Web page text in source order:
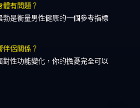
體有問題？
勃是衡量男性健康的一個參考指標
伴侶關係？
對性功能變化，你的擔憂完全可以